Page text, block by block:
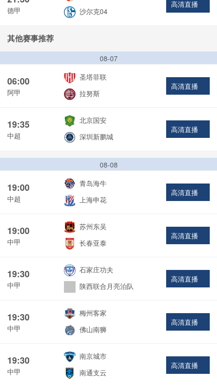
德甲
沙尔克04
高清直播
其他赛事推荐
08-07
06:00
阿甲
圣塔菲联
拉努斯
高清直播
19:35
中超
北京国安
深圳新鹏城
高清直播
08-08
19:00
中超
青岛海牛
上海申花
高清直播
19:00
中甲
苏州东吴
长春亚泰
高清直播
19:30
中甲
石家庄功夫
陕西联合月亮泊队
高清直播
19:30
中甲
梅州客家
佛山南狮
高清直播
19:30
中甲
南京城市
南通支云
高清直播